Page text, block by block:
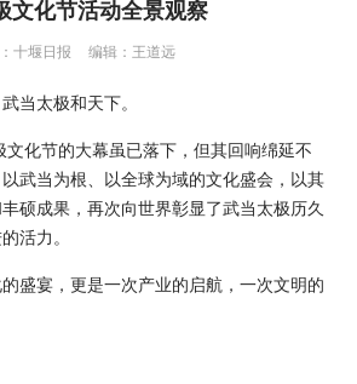
文化节活动全景观察
十堰日报 编辑：王道远
当太极和天下。
化节的大幕虽已落下，但其回响绵延不
武当为根、以全球为域的文化盛会，以其
硕成果，再次向世界彰显了武当太极历久
活力。
盛宴，更是一次产业的启航，一次文明的